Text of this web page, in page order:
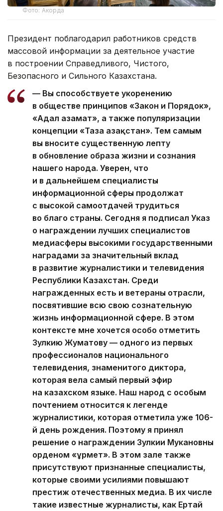
Фото: Акорда
Президент поблагодарил работников средств
массовой информации за деятельное участие
в построении Справедливого, Чистого,
Безопасного и Сильного Казахстана.
— Вы способствуете укоренению
в обществе принципов «Закон и Порядок»,
«Адал азамат», а также популяризации
концепции «Таза Қазақстан». Тем самым
вы вносите существенную лепту
в обновление образа жизни и сознания
нашего народа. Уверен, что
и в дальнейшем специалисты
информационной сферы продолжат
с высокой самоотдачей трудиться
во благо страны. Сегодня я подписал Указ
о награждении лучших специалистов
медиасферы высокими государственными
наградами за значительный вклад
в развитие журналистики и телевидения
Республики Казахстан. Среди
награжденных есть и ветераны отрасли,
посвятившие всю свою сознательную
жизнь информационной сфере. В этом
контексте мне хочется особо отметить
Зулкию Жуматову — одного из первых
профессионалов национального
телевидения, знаменитого диктора,
которая вела самый первый эфир
на казахском языке. Наш народ с особым
почтением относится к легенде
журналистики, которая отметила уже 106-
й день рождения. Поэтому я принял
решение о награждении Зулкии Мукановны
орденом «Құрмет». В этом зале также
присутствуют признанные специалисты,
которые своими усилиями повышают
престиж отечественных медиа. В их числе
такие известные журналисты, как Ертай